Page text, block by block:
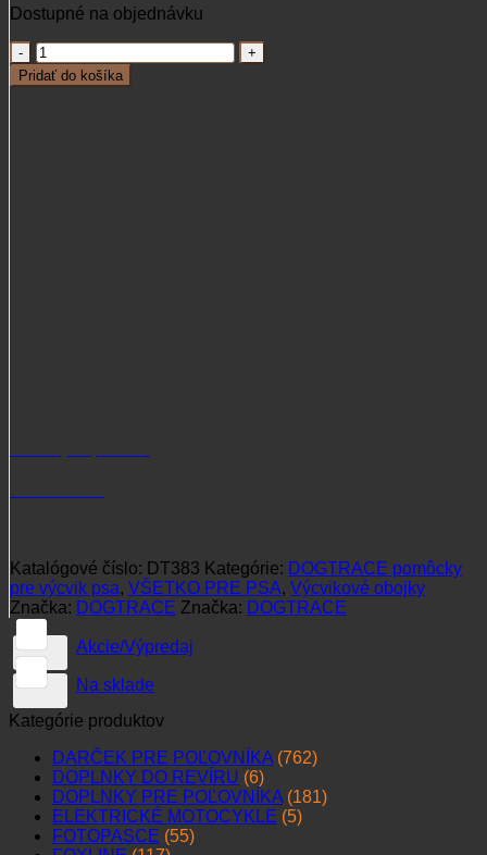
Dostupné na objednávku
množstvo
Elektronický
výcvikový
Pridať do košíka
Katalógové číslo: DT383 Kategórie: DOGTRACE pomôcky
pre výcvik psa, VŠETKO PRE PSA, Výcvikové obojky
Značka: DOGTRACE Značka: DOGTRACE
Akcie/Výpredaj
Na sklade
Kategórie produktov
DARČEK PRE POĽOVNÍKA (762)
DOPLNKY DO REVÍRU (6)
DOPLNKY PRE POĽOVNÍKA (181)
ELEKTRICKÉ MOTOCYKLE (5)
FOTOPASCE (55)